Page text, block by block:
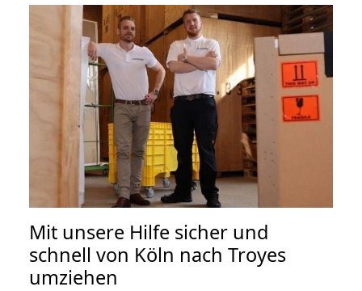
Mit unsere Hilfe sicher und
schnell von Köln nach Troyes
umziehen